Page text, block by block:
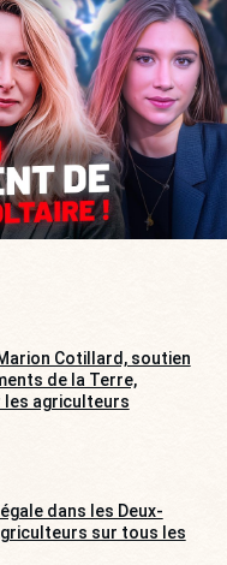
Cotillard, soutien
de la Terre,
les agriculteurs
dans les Deux-
sur tous les